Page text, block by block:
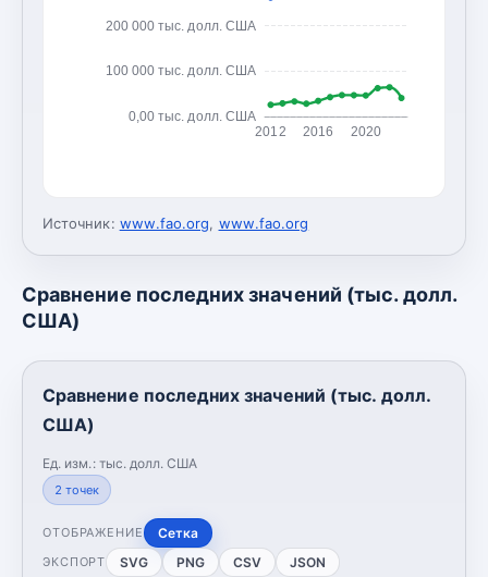
0,00 тыс. долл. США
100 000 тыс. долл. США
200 000 тыс. долл. США
2012 2016 2020
Источник: www.fao.org, www.fao.org
Сравнение последних значений (тыс. долл.
США)
Сравнение последних значений (тыс. долл.
США)
Ед. изм.: тыс. долл. США
2 точек
ОТОБРАЖЕНИЕ Сетка
ЭКСПОРТ SVG PNG CSV JSON